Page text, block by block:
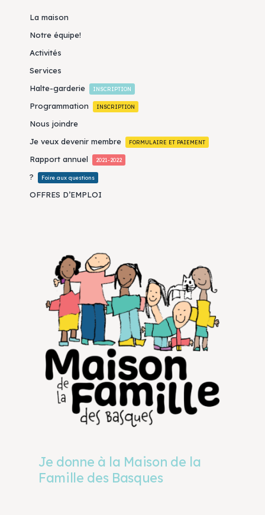
La maison
Notre équipe!
Activités
Services
Halte-garderie
INSCRIPTION
Programmation INSCRIPTION
Nous joindre
Je veux devenir membre
FORMULAIRE ET PAIEMENT
Rapport annuel 2021-2022
? Foire aux questions
OFFRES D’EMPLOI
Je donne à la Maison de la
Famille des Basques